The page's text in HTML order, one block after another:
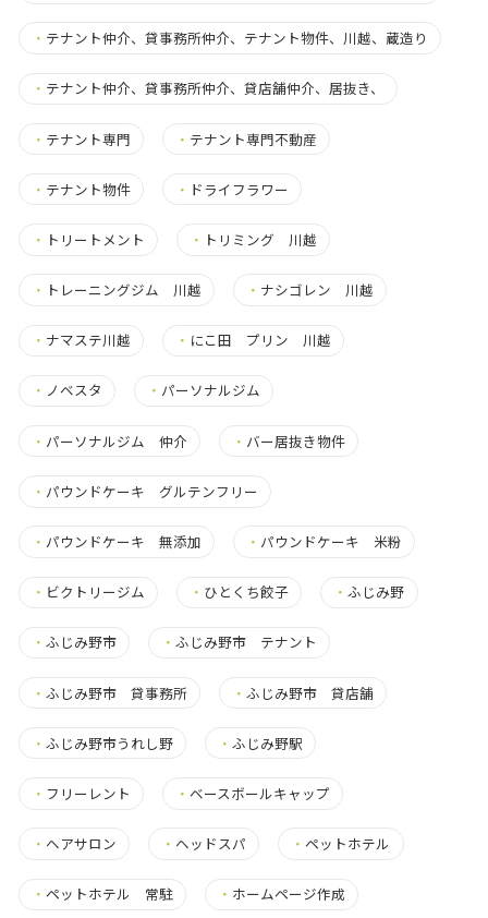
・ テナント仲介、貸事務所仲介、テナント物件、川越、蔵造り
・ テナント仲介、貸事務所仲介、貸店舗仲介、居抜き、
・ テナント専門 ・ テナント専門不動産
・ テナント物件 ・ ドライフラワー
・ トリートメント ・ トリミング 川越
・ トレーニングジム 川越 ・ ナシゴレン 川越
・ ナマステ川越 ・ にこ田 プリン 川越
・ ノベスタ ・ パーソナルジム
・ パーソナルジム 仲介 ・ バー居抜き物件
・ パウンドケーキ グルテンフリー
・ パウンドケーキ 無添加 ・ パウンドケーキ 米粉
・ ビクトリージム ・ ひとくち餃子 ・ふじみ野
・ ふじみ野市 ・ふじみ野市 テナント
・ ふじみ野市 貸事務所 ・ふじみ野市 貸店舗
・ ふじみ野市うれし野 ・ふじみ野駅
・ フリーレント ・ ベースボールキャップ
・ ヘアサロン ・ ヘッドスパ ・ペットホテル
・ ペットホテル 常駐 ・ ホームページ作成